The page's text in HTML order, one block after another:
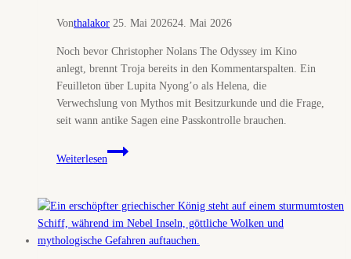
Vonthalakor 25. Mai 202624. Mai 2026
Noch bevor Christopher Nolans The Odyssey im Kino
anlegt, brennt Troja bereits in den Kommentarspalten. Ein
Feuilleton über Lupita Nyong’o als Helena, die
Verwechslung von Mythos mit Besitzurkunde und die Frage,
seit wann antike Sagen eine Passkontrolle brauchen.
Weiterlesen
Hat
Troja
Meldeamt?
Lupita